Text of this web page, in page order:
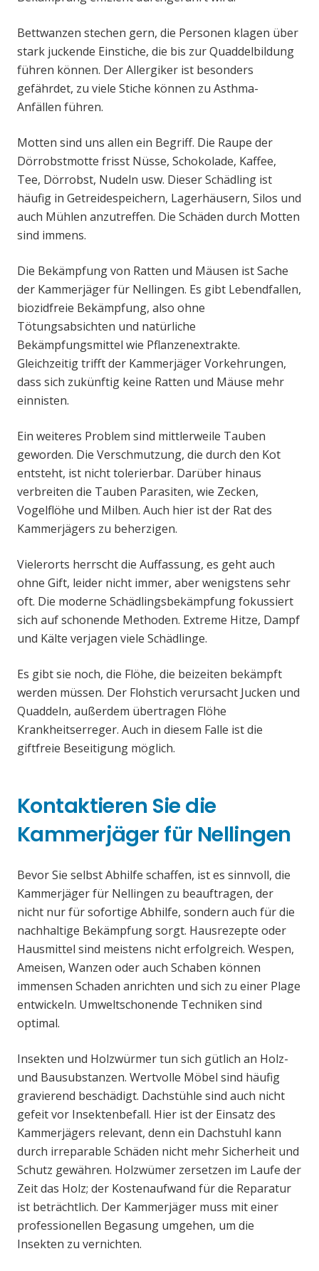
Bettwanzen stechen gern, die Personen klagen über
stark juckende Einstiche, die bis zur Quaddelbildung
führen können. Der Allergiker ist besonders
gefährdet, zu viele Stiche können zu Asthma-
Anfällen führen.
Motten sind uns allen ein Begriff. Die Raupe der
Dörrobstmotte frisst Nüsse, Schokolade, Kaffee,
Tee, Dörrobst, Nudeln usw. Dieser Schädling ist
häufig in Getreidespeichern, Lagerhäusern, Silos und
auch Mühlen anzutreffen. Die Schäden durch Motten
sind immens.
Die Bekämpfung von Ratten und Mäusen ist Sache
der Kammerjäger für Nellingen. Es gibt Lebendfallen,
biozidfreie Bekämpfung, also ohne
Tötungsabsichten und natürliche
Bekämpfungsmittel wie Pflanzenextrakte.
Gleichzeitig trifft der Kammerjäger Vorkehrungen,
dass sich zukünftig keine Ratten und Mäuse mehr
einnisten.
Ein weiteres Problem sind mittlerweile Tauben
geworden. Die Verschmutzung, die durch den Kot
entsteht, ist nicht tolerierbar. Darüber hinaus
verbreiten die Tauben Parasiten, wie Zecken,
Vogelflöhe und Milben. Auch hier ist der Rat des
Kammerjägers zu beherzigen.
Vielerorts herrscht die Auffassung, es geht auch
ohne Gift, leider nicht immer, aber wenigstens sehr
oft. Die moderne Schädlingsbekämpfung fokussiert
sich auf schonende Methoden. Extreme Hitze, Dampf
und Kälte verjagen viele Schädlinge.
Es gibt sie noch, die Flöhe, die beizeiten bekämpft
werden müssen. Der Flohstich verursacht Jucken und
Quaddeln, außerdem übertragen Flöhe
Krankheitserreger. Auch in diesem Falle ist die
giftfreie Beseitigung möglich.
Kontaktieren Sie die
Kammerjäger für Nellingen
Bevor Sie selbst Abhilfe schaffen, ist es sinnvoll, die
Kammerjäger für Nellingen zu beauftragen, der
nicht nur für sofortige Abhilfe, sondern auch für die
nachhaltige Bekämpfung sorgt. Hausrezepte oder
Hausmittel sind meistens nicht erfolgreich. Wespen,
Ameisen, Wanzen oder auch Schaben können
immensen Schaden anrichten und sich zu einer Plage
entwickeln. Umweltschonende Techniken sind
optimal.
Insekten und Holzwürmer tun sich gütlich an Holz-
und Bausubstanzen. Wertvolle Möbel sind häufig
gravierend beschädigt. Dachstühle sind auch nicht
gefeit vor Insektenbefall. Hier ist der Einsatz des
Kammerjägers relevant, denn ein Dachstuhl kann
durch irreparable Schäden nicht mehr Sicherheit und
Schutz gewähren. Holzwümer zersetzen im Laufe der
Zeit das Holz; der Kostenaufwand für die Reparatur
ist beträchtlich. Der Kammerjäger muss mit einer
professionellen Begasung umgehen, um die
Insekten zu vernichten.